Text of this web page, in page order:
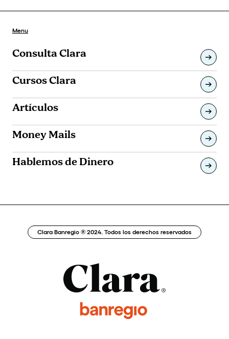
Menu
Consulta Clara
Cursos Clara
Artículos
Money Mails
Hablemos de Dinero
Clara Banregio ® 2024. Todos los derechos reservados